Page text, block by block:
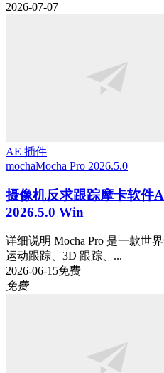
2026-07-07
AE 插件
mochaMocha Pro 2026.5.0
摄像机反求跟踪摩卡软件
2026.5.0 Win
详细说明 Mocha Pro 是一款世
运动跟踪、3D 跟踪、...
2026-06-15免费
免费